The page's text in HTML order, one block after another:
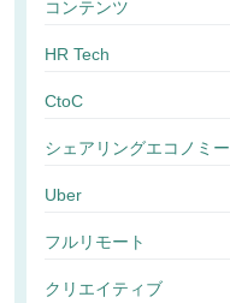
コンテンツ
HR Tech
CtoC
シェアリングエコノミー
Uber
フルリモート
クリエイティブ